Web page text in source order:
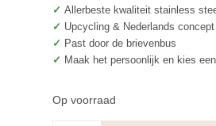
✓Allerbeste kwaliteit stainless
✓ Upcycling & Nederlands concept
✓ Past door de brievenbus
✓ Maak het persoonlijk en kies
Op voorraad